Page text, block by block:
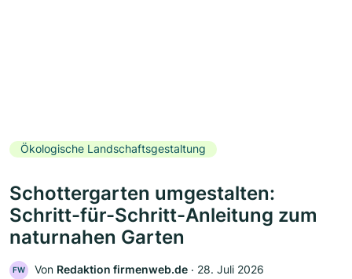
Ökologische Landschaftsgestaltung
Schottergarten umgestalten:
Schritt-für-Schritt-Anleitung zum
naturnahen Garten
FW Von Redaktion firmenweb.de ‧ 28. Juli 2026